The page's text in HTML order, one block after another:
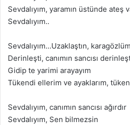
Sevdalıyım, yaramın üstünde ateş
Sevdalıyım..
Sevdalıyım…Uzaklaştın,
Derinleşti, canımın sancısı
Gidip te yarimi arayayım
Tükendi ellerim ve ayaklarım,
Sevdalıyım, canımın sancısı ağırdır
Sevdalıyım, Sen bilmezsin